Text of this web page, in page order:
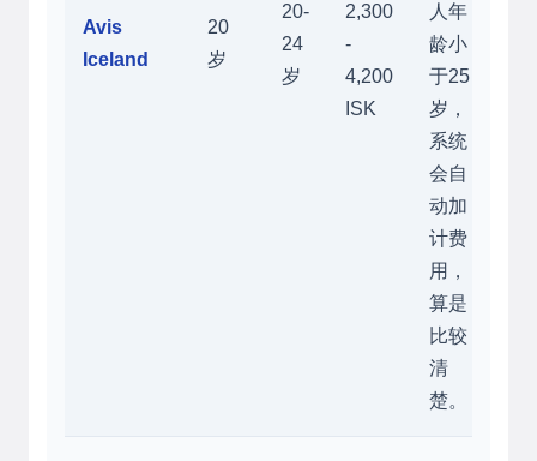
Avis
Iceland
20
岁
20-
24
岁
2,300
-
4,200
ISK
人年
龄小
于25
岁，
系统
会自
动加
计费
用，
算是
比较
清
楚。